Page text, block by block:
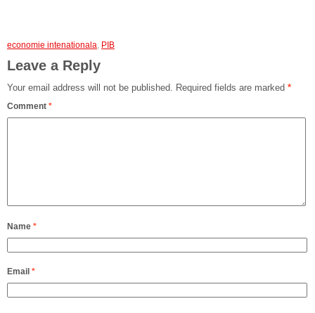
economie intenationala, PIB
Leave a Reply
Your email address will not be published. Required fields are marked *
Comment *
Name *
Email *